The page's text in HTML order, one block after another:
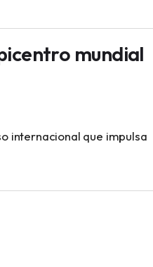
mundial
internacional que impulsa